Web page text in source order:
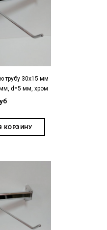
трубу 30х15 мм
d=5 мм, хром